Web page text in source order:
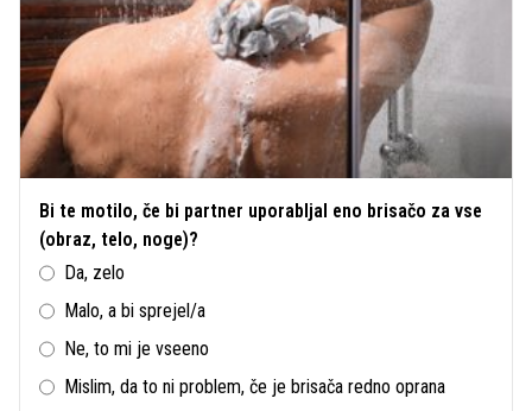
Bi te motilo, če bi partner uporabljal eno brisačo za vse
(obraz, telo, noge)?
Da, zelo
Malo, a bi sprejel/a
Ne, to mi je vseeno
Mislim, da to ni problem, če je brisača redno oprana